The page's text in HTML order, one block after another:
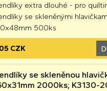
extra dlouhé - pro
se skleněnými
500ks
CZK
se skleněnou
2000ks; K3130-